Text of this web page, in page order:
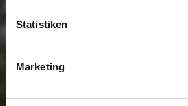
Statistiken
Marketing